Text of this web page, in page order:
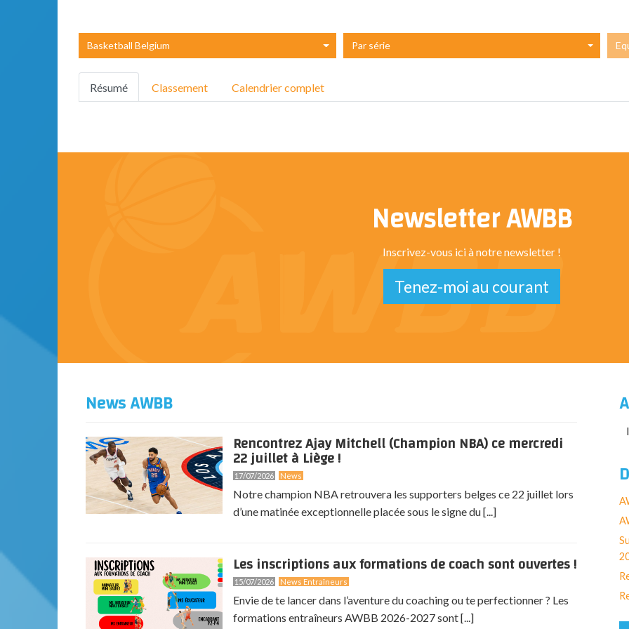
Basketball Belgium Par série
Résumé Classement Calendrier complet
Newsletter AWBB
Inscrivez-vous ici à notre newsletter !
Tenez-moi au courant
News AWBB
Rencontrez Ajay Mitchell (Champion NBA) ce mercredi
22 juillet à Liège !
17/07/2026 News
Notre champion NBA retrouvera les supporters belges ce 22 juillet lors
d’une matinée exceptionnelle placée sous le signe du [...]
Les inscriptions aux formations de coach sont ouvertes !
15/07/2026 News Entraîneurs
Envie de te lancer dans l’aventure du coaching ou te perfectionner ? Les
formations entraîneurs AWBB 2026-2027 sont [...]